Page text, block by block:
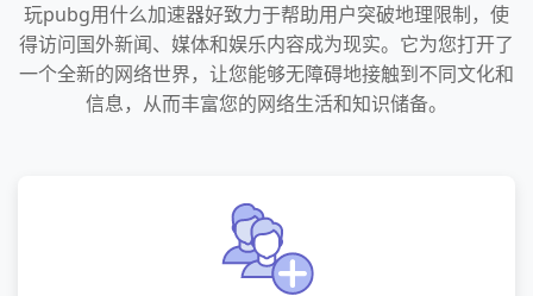
玩pubg用什么加速器好致力于帮助用户突破地理限制，使
得访问国外新闻、媒体和娱乐内容成为现实。它为您打开了
一个全新的网络世界，让您能够无障碍地接触到不同文化和
信息，从而丰富您的网络生活和知识储备。